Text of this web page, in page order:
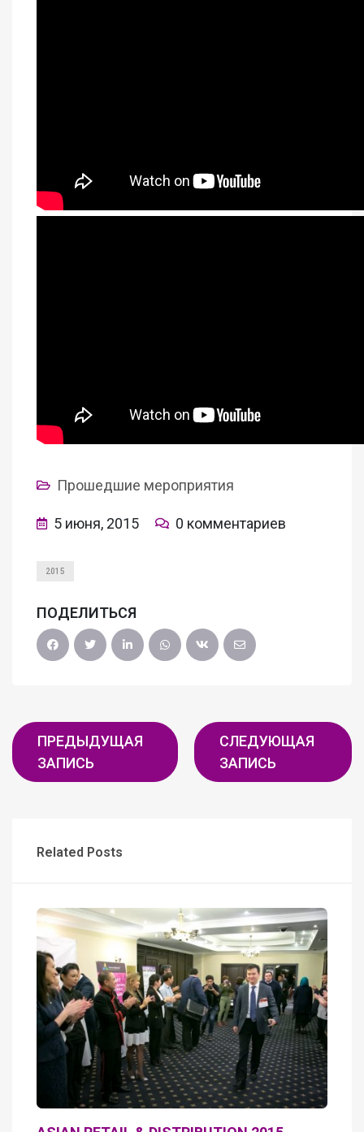
Прошедшие мероприятия
5 июня, 2015 0 комментариев
2015
ПОДЕЛИТЬСЯ
ПРЕДЫДУЩАЯ
ЗАПИСЬ
СЛЕДУЮЩАЯ
ЗАПИСЬ
Related Posts